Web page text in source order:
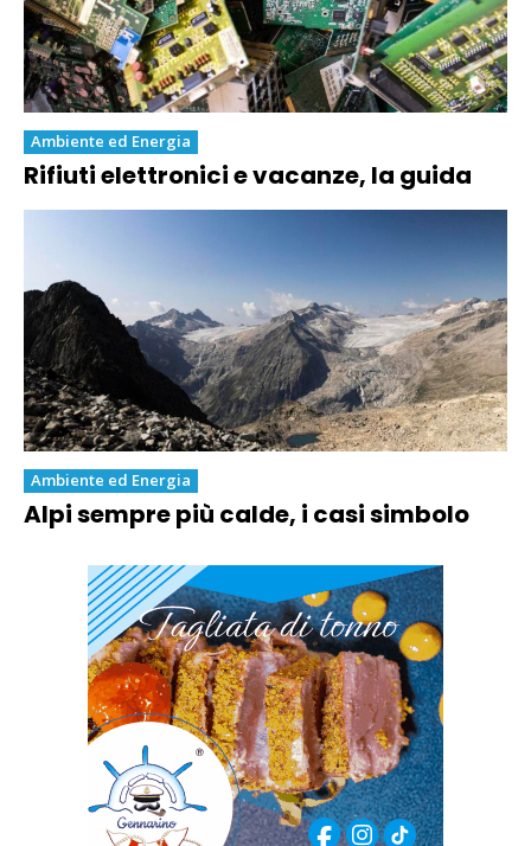
Ambiente ed Energia
Rifiuti elettronici e vacanze, la guida
Ambiente ed Energia
Alpi sempre più calde, i casi simbolo